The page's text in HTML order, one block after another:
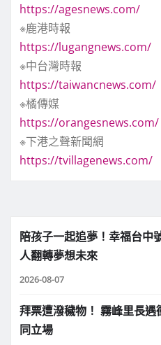
https://agesnews.com/
※鹿港時報
https://lugangnews.com/
※中台灣時報
https://taiwancnews.com/
※橘傳媒
https://orangesnews.com/
※下港之聲新聞網
https://tvillagenews.com/
陪孩子一起追夢！幸福台中
人翻轉夢想未來
2026-08-07
拜票遭潑穢物！ 霧峰里長
同立場